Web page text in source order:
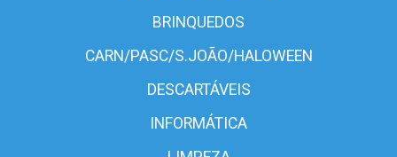
BRINQUEDOS
CARN/PASC/S.JOÃO/HALOWEEN
DESCARTÁVEIS
INFORMÁTICA